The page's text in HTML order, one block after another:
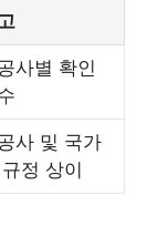
사별 확인
사 및 국가
정 상이